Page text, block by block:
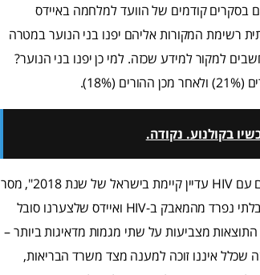
(16%). נתון זה מתחבר לנתונים בסקרים קודמים של הוועד למלחמה באיידס
רשימת המקורות אליהם יפנו בני הנוער במטרה
למקור למידע שכזה. למי כן יפנו בני הנוער?
בקולנוע. נקודה.
"לצערנו הרב, הסטיגמה החברתית כלפי הנושא ובייחוד כלפי אנשים החיים עם HIV עדיין קיימת בישראל של שנת 2018", מסר
עו"ד חן שמילו, מנכ"ל הוועד למלחמה באיידס, "המאבק בבורות הוא חלק בלתי נפרד מהמאבק ב-HIV ואיידס שלצערנו סובל
קשה במשאבים למרות העלייה במתגלים החדשים בשנת 2017. התוצאות מצביעות על שתי מגמות מדאיגות ביותר –
שכלל איננו זוכה למענה מצד משרד הבריאות,